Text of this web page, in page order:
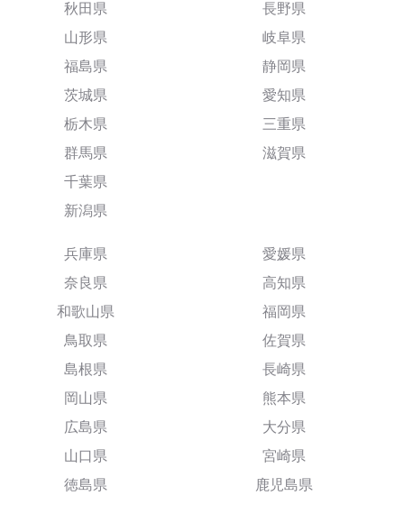
秋田県
山形県
福島県
茨城県
栃木県
群馬県
千葉県
新潟県
長野県
岐阜県
静岡県
愛知県
三重県
滋賀県
兵庫県
奈良県
和歌山県
鳥取県
島根県
岡山県
広島県
山口県
徳島県
愛媛県
高知県
福岡県
佐賀県
長崎県
熊本県
大分県
宮崎県
鹿児島県